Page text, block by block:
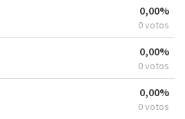
0,00%
0 votos
0,00%
0 votos
0,00%
0 votos